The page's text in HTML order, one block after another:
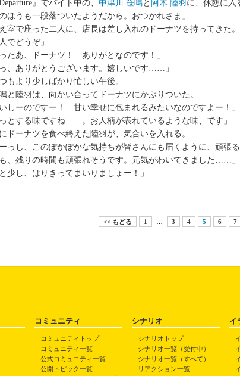
』でバイト中の、 中津川 笹鳴と 阿木 陸羽 に、休憩に入
のほうも一段落ついたようだから。おつかれさま」
室で座った二人に、店長は差し入れのドーナツを持ってきた。
でどうぞ」
ったあ、ドーナツ！ ありがとなのです！」
っ、ありがとうございます。嬉しいです……」
もより少しばかり忙しい午後。
と陸羽は、向かい合ってドーナツにかぶりついた。
いしーのですー！ 甘い幸せに包まれるみたいなのですよー！」
っとする味ですね……。お人柄が表れているような味、です」
ドーナツを食べ終えた陸羽が、気合いを入れる。
ーっし、このぽかぽかな気持ちが皆さんにも届くように、頑張る
も、残りの時間も頑張れそうです。元気がわいてきました……」
と少し、はりきってまいりましょー！」
<< もどる 1 … 3 4 5 6 7
コミュニティ
コミュニティトップ
コミュニティ一覧
公式コミュニティ一覧
公開トピック一覧
シナリオ
シナリオトップ
シナリオ一覧（受付中）
シナリオ一覧（すべて）
リアクション一覧
イ